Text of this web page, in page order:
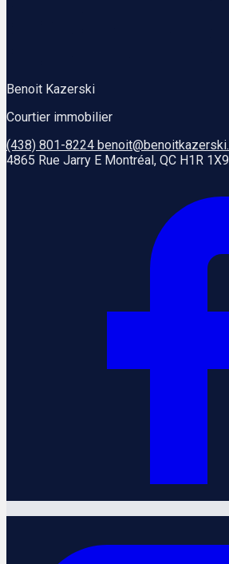
Benoit Kazerski
Courtier immobilier
(438) 801-8224
4865 Rue Jarry E Montréal, QC H1R 1X9